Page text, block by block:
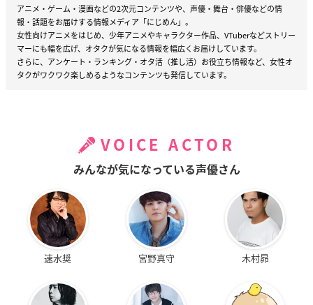
アニメ・ゲーム・漫画などの2次元コンテンツや、声優・舞台・俳優などの情
報・話題をお届けする情報メディア「にじめん」。
女性向けアニメをはじめ、少年アニメやキャラクター作品、VTuberなどストリー
マーにも幅を広げ、オタクが気になる情報を幅広くお届けしています。
さらに、アンケート・ランキング・オタ活（推し活）お役立ち情報など、女性オ
タクがワクワク楽しめるようなコンテンツも発信しています。
VOICE ACTOR
みんなが気になっている声優さん
速水奨 宮野真守 木村昴